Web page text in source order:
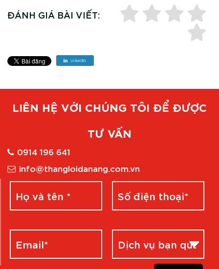
ĐÁNH GIÁ BÀI VIẾT:
LIÊN HỆ VỚI CHÚNG TÔI ĐỂ ĐƯỢC
TƯ VẤN
0914 196 641
info@thangloidanang.com.vn